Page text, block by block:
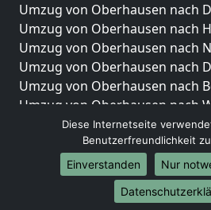
Umzug von Oberhausen nach
Umzug von Oberhausen nach
Umzug von Oberhausen nach
Umzug von Oberhausen nach
Umzug von Oberhausen nach
Umzug von Oberhausen nach
Umzug von Oberhausen nach
Umzug von Oberhausen nach
Umzug von Oberhausen nach
Internationale-Umzüge
Diese Internetseite
Benutzerfreundlichkeit
Einverstanden
Nur